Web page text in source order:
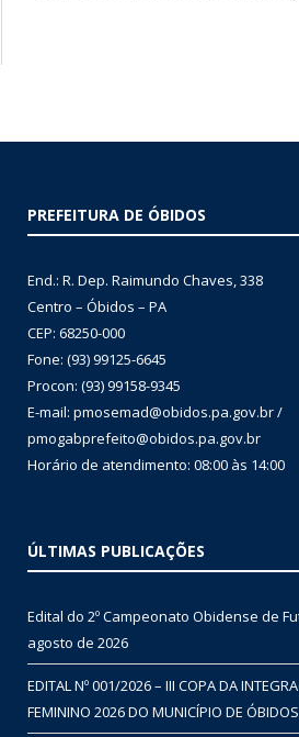
PREFEITURA DE ÓBIDOS
End.: R. Dep. Raimundo Chaves, 338
Centro – Óbidos – PA
CEP: 68250-000
Fone: (93) 99125-6645
Procon: (93) 99158-9345
E-mail: pmosemad@obidos.pa.gov.br /
pmogabprefeito@obidos.pa.gov.br
Horário de atendimento: 08:00 às 14:00
ÚLTIMAS PUBLICAÇÕES
Edital do 2º Campeonato Obidense de
agosto de 2026
EDITAL Nº 001/2026 – III COPA DA
FEMININO 2026 DO MUNICÍPIO DE ÓBIDOS